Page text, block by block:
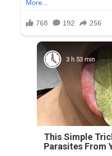
3 h 53 min
This Simple
Parasites From